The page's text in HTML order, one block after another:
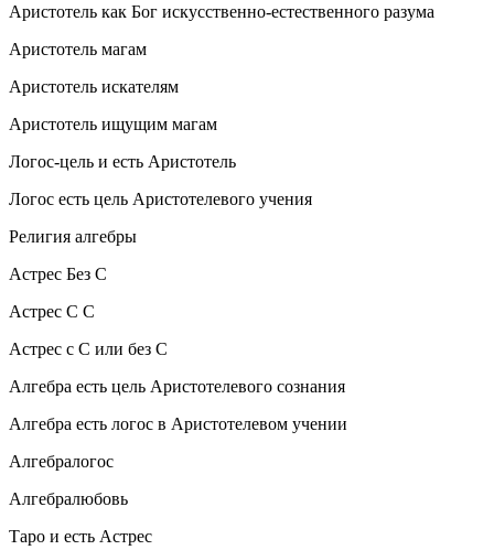
Аристотель как Бог искусственно-естественного разума
Аристотель магам
Аристотель искателям
Аристотель ищущим магам
Логос-цель и есть Аристотель
Логос есть цель Аристотелевого учения
Религия алгебры
Астрес Без С
Астрес С С
Астрес с С или без С
Алгебра есть цель Аристотелевого сознания
Алгебра есть логос в Аристотелевом учении
Алгебралогос
Алгебралюбовь
Таро и есть Астрес